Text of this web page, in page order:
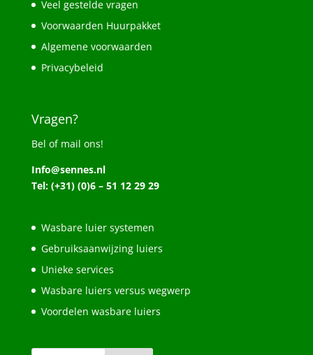
Veel gestelde vragen
Voorwaarden Huurpakket
Algemene voorwaarden
Privacybeleid
Vragen?
Bel of mail ons!
Info@sennes.nl
Tel: (+31) (0)6 – 51 12 29 29
Wasbare luier systemen
Gebruiksaanwijzing luiers
Unieke services
Wasbare luiers versus wegwerp
Voordelen wasbare luiers